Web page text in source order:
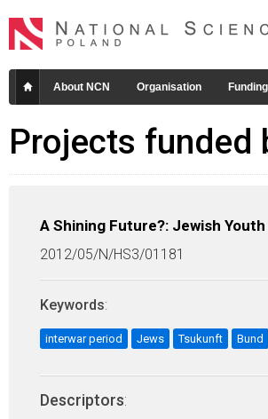
About NCN Organisation Funding
Projects funded
A Shining Future?: Jewish
2012/05/N/HS3/01181
Keywords:
interwar period Jews Tsukunft Bund
Descriptors: